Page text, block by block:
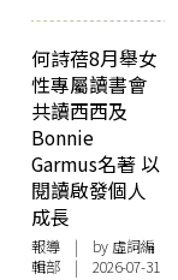
何詩蓓8月舉女
性專屬讀書會
共讀西西及
Bonnie
Garmus名著 以
閱讀啟發個人
成長
報導 | by 虛詞編
輯部 | 2026-07-31